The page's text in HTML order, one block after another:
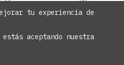
Add to cart
tu experiencia de
aceptando nuestra